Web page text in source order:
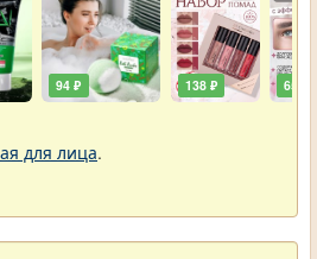
94 ₽ 138 ₽ 65 ₽
для лица.